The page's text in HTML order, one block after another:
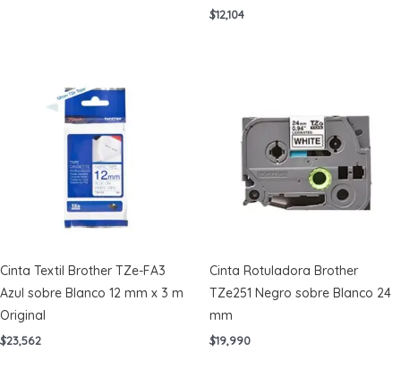
$12,104
Cinta Textil Brother TZe-FA3
Azul sobre Blanco 12 mm x 3 m
Original
$23,562
Cinta Rotuladora Brother
TZe251 Negro sobre Blanco 24
mm
$19,990